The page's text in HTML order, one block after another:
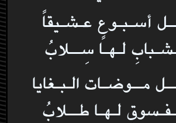
أسـبـوعٍ عـشـيقاً
لـهـا سِــلابُ
مــوضـات الـبـغايا
لـهـا طــلابُ